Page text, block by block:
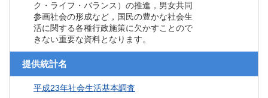
ク・ライフ・バランス）の推進，男女共同
参画社会の形成など，国民の豊かな社会生
活に関する各種行政施策に欠かすことので
きない重要な資料となります。
提供統計名
平成23年社会生活基本調査